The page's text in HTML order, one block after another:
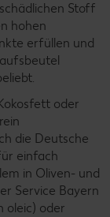
Stoff
hohen
erfüllen und
oder
die Deutsche
einfach
in Oliven- und
Service Bayern
oleic) oder